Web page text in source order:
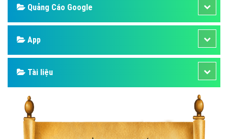
Quảng Cáo Google
App
Tài liệu